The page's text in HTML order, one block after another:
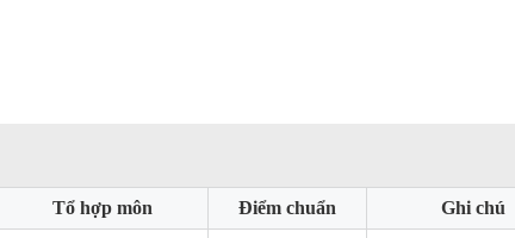
Tổ hợp môn Điểm chuẩn Ghi chú